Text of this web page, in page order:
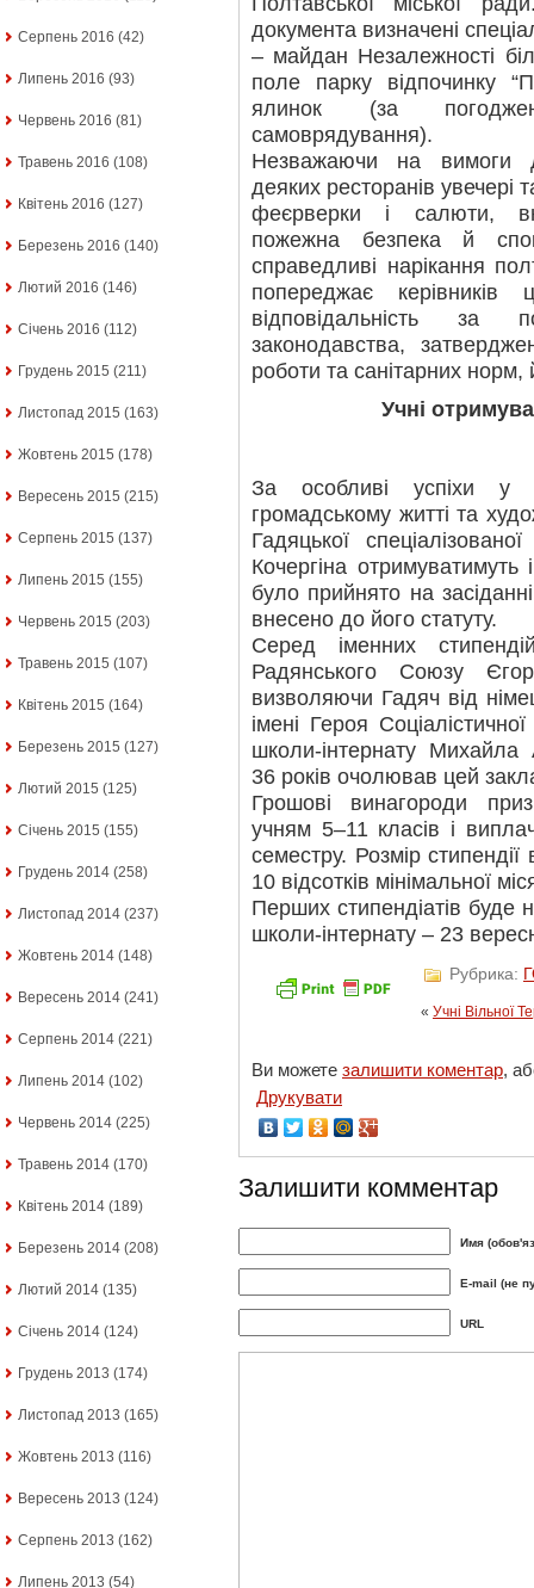
Серпень 2016 (42)
Липень 2016 (93)
Червень 2016 (81)
Травень 2016 (108)
Квітень 2016 (127)
Березень 2016 (140)
Лютий 2016 (146)
Січень 2016 (112)
Грудень 2015 (211)
Листопад 2015 (163)
Жовтень 2015 (178)
Вересень 2015 (215)
Серпень 2015 (137)
Липень 2015 (155)
Червень 2015 (203)
Травень 2015 (107)
Квітень 2015 (164)
Березень 2015 (127)
Лютий 2015 (125)
Січень 2015 (155)
Грудень 2014 (258)
Листопад 2014 (237)
Жовтень 2014 (148)
Вересень 2014 (241)
Серпень 2014 (221)
Липень 2014 (102)
Червень 2014 (225)
Травень 2014 (170)
Квітень 2014 (189)
Березень 2014 (208)
Лютий 2014 (135)
Січень 2014 (124)
Грудень 2013 (174)
Листопад 2013 (165)
Жовтень 2013 (116)
Вересень 2013 (124)
Серпень 2013 (162)
Липень 2013 (54)
документа визначені
– майдан Незалежності
поле парку відпочинку
ялинок (за
самоврядування).
Незважаючи на вимоги
деяких ресторанів увечері
феєрверки і салюти,
пожежна безпека й
справедливі нарікання
попереджає
відповідальність за
законодавства,
роботи та санітарних норм,
Учні
За особливі успіхи у
громадському житті та
Гадяцької
Кочергіна отримуватимуть
було прийнято на
внесено до його статуту.
Серед іменних
Радянського Союзу
визволяючи Гадяч від
імені Героя
школи-інтернату Михайла
36 років очолював цей
Грошові винагороди
учням 5–11 класів і
семестру. Розмір
10 відсотків мінімальної
Перших стипендіатів буде
школи-інтернату – 23
Рубрика:
« Учні Вільної
Ви можете залишити коментар,
Друкувати
Залишити комментар
Имя
E-mail (не
URL